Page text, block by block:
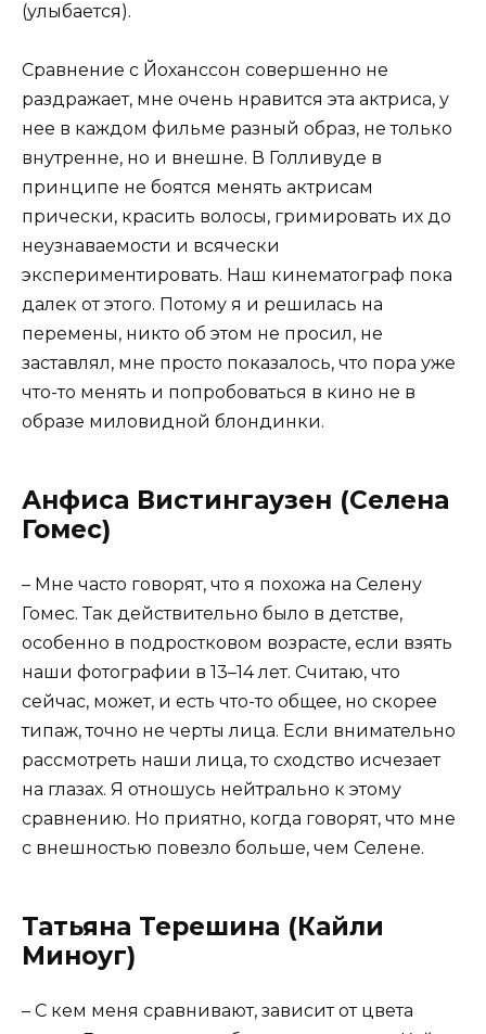
(улыбается).
Сравнение с Йоханссон совершенно не
раздражает, мне очень нравится эта актриса, у
нее в каждом фильме разный образ, не только
внутренне, но и внешне. В Голливуде в
принципе не боятся менять актрисам
прически, красить волосы, гримировать их до
неузнаваемости и всячески
экспериментировать. Наш кинематограф пока
далек от этого. Потому я и решилась на
перемены, никто об этом не просил, не
заставлял, мне просто показалось, что пора уже
что-то менять и попробоваться в кино не в
образе миловидной блондинки.
Анфиса Вистингаузен (Селена
Гомес)
– Мне часто говорят, что я похожа на Селену
Гомес. Так действительно было в детстве,
особенно в подростковом возрасте, если взять
наши фотографии в 13–14 лет. Считаю, что
сейчас, может, и есть что-то общее, но скорее
типаж, точно не черты лица. Если внимательно
рассмотреть наши лица, то сходство исчезает
на глазах. Я отношусь нейтрально к этому
сравнению. Но приятно, когда говорят, что мне
с внешностью повезло больше, чем Селене.
Татьяна Терешина (Кайли
Миноуг)
– С кем меня сравнивают, зависит от цвета